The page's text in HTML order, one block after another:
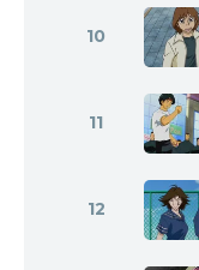
10
11
12